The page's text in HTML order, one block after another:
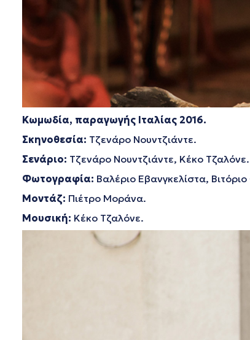
Κωμωδία, παραγωγής Ιταλίας 2016.
Σκηνοθεσία: Τζενάρο Νουντζιάντε.
Σενάριο: Τζενάρο Νουντζιάντε, Κέκο Τζαλόνε.
Φωτογραφία: Βαλέριο Εβανγκελίστα, Βιτόριο
Μοντάζ: Πιέτρο Μοράνα.
Μουσική: Κέκο Τζαλόνε.